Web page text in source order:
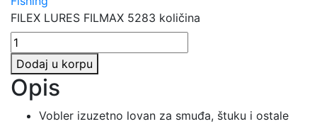
FILEX LURES FILMAX 5283 količina
Dodaj u korpu
Opis
Vobler izuzetno lovan za smuđa, štuku i ostale